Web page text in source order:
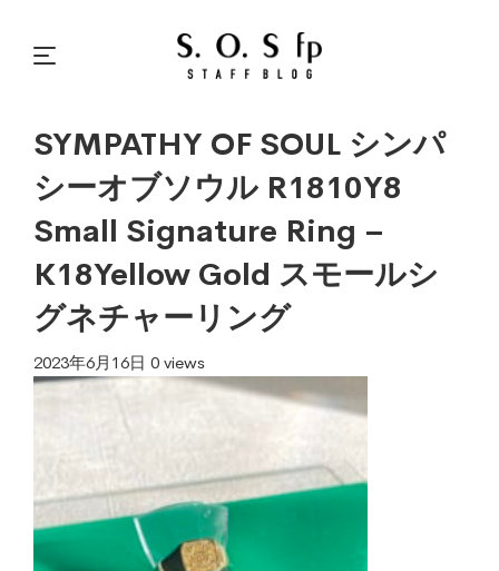
SYMPATHY OF SOUL シンパ
シーオブソウル R1810Y8
Small Signature Ring –
K18Yellow Gold スモールシ
グネチャーリング
2023年6月16日 0 views